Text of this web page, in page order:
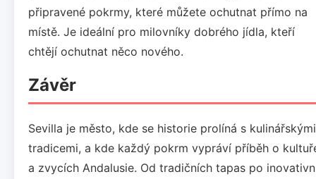
připravené pokrmy, které můžete ochutnat přímo na
místě. Je ideální pro milovníky dobrého jídla, kteří
chtějí ochutnat něco nového.
Závěr
Sevilla je město, kde se historie prolíná s kulinářskými
tradicemi, a kde každý pokrm vypráví příběh o
a zvycích Andalusie. Od tradičních tapas po